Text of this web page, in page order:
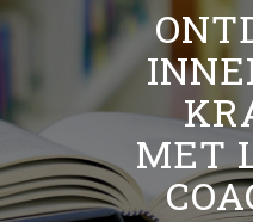
MET